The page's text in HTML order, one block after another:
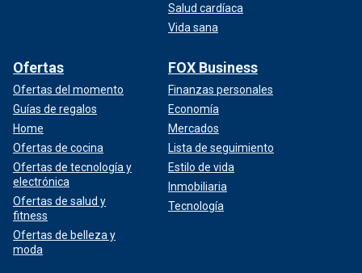
Salud cardíaca
Vida sana
Ofertas
Ofertas del momento
Guías de regalos
Home
Ofertas de cocina
Ofertas de tecnología y
electrónica
Ofertas de salud y
fitness
Ofertas de belleza y
moda
FOX Business
Finanzas personales
Economía
Mercados
Lista de seguimiento
Estilo de vida
Inmobiliaria
Tecnología